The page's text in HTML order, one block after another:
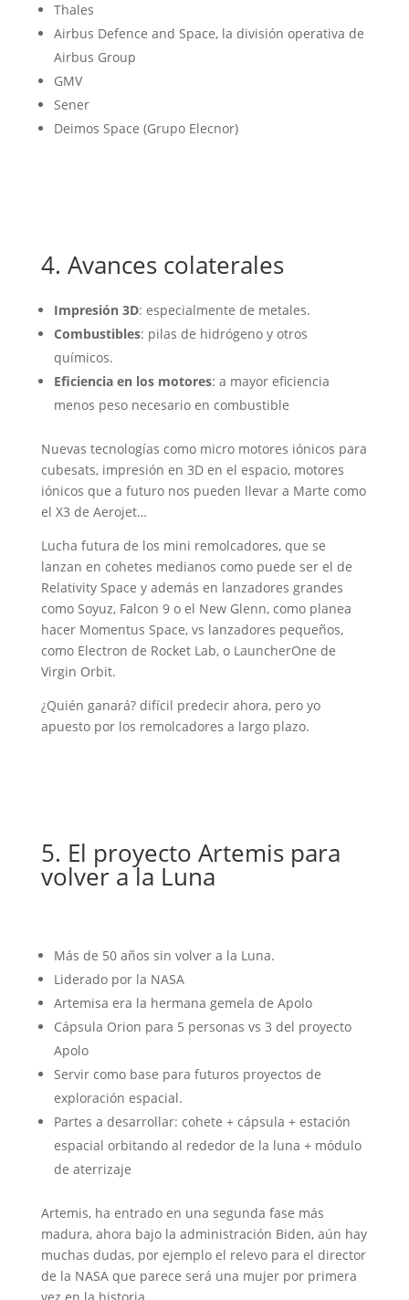
Thales
Airbus Defence and Space, la división operativa de
Airbus Group
GMV
Sener
Deimos Space (Grupo Elecnor)
4. Avances colaterales
Impresión 3D: especialmente de metales.
Combustibles: pilas de hidrógeno y otros
químicos.
Eficiencia en los motores: a mayor eficiencia
menos peso necesario en combustible
Nuevas tecnologías como micro motores iónicos para
cubesats, impresión en 3D en el espacio, motores
iónicos que a futuro nos pueden llevar a Marte como
el X3 de Aerojet…
Lucha futura de los mini remolcadores, que se
lanzan en cohetes medianos como puede ser el de
Relativity Space y además en lanzadores grandes
como Soyuz, Falcon 9 o el New Glenn, como planea
hacer Momentus Space, vs lanzadores pequeños,
como Electron de Rocket Lab, o LauncherOne de
Virgin Orbit.
¿Quién ganará? difícil predecir ahora, pero yo
apuesto por los remolcadores a largo plazo.
5. El proyecto Artemis para
volver a la Luna
Más de 50 años sin volver a la Luna.
Liderado por la NASA
Artemisa era la hermana gemela de Apolo
Cápsula Orion para 5 personas vs 3 del proyecto
Apolo
Servir como base para futuros proyectos de
exploración espacial.
Partes a desarrollar: cohete + cápsula + estación
espacial orbitando al rededor de la luna + módulo
de aterrizaje
Artemis, ha entrado en una segunda fase más
madura, ahora bajo la administración Biden, aún hay
muchas dudas, por ejemplo el relevo para el director
de la NASA que parece será una mujer por primera